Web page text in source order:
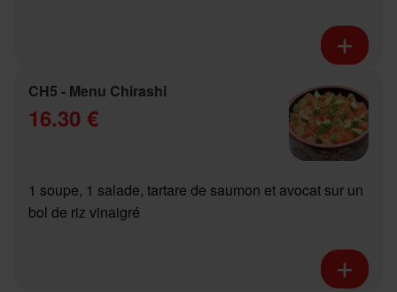
CH5 - Menu Chirashi
16.30 €
1 soupe, 1 salade, tartare de saumon et avocat sur un
bol de riz vinaigré